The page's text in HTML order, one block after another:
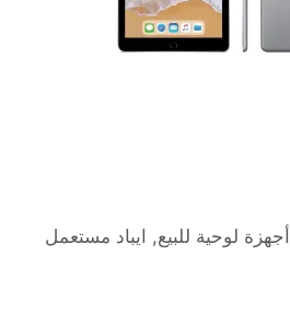
أجهزة لوحية للبيع, ايباد مستعمل